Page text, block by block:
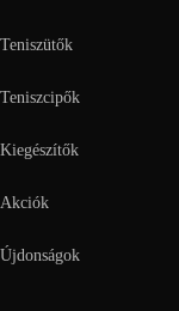
Teniszütők
Teniszcipők
Kiegészítők
Akciók
Újdonságok